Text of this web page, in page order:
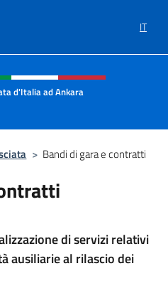
IT
social e menù
d'Italia ad Ankara
> Bandi di gara e contratti
di servizi relativi
ausiliarie al rilascio dei